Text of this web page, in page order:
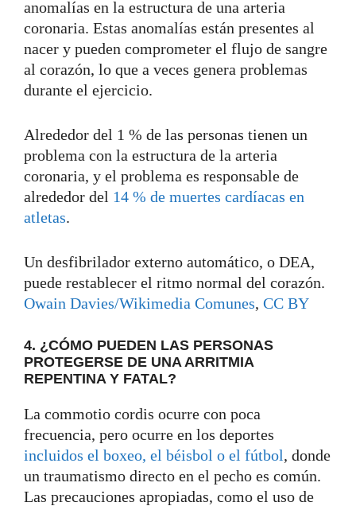
anomalías en la estructura de una arteria
coronaria. Estas anomalías están presentes al
nacer y pueden comprometer el flujo de sangre
al corazón, lo que a veces genera problemas
durante el ejercicio.
Alrededor del 1 % de las personas tienen un
problema con la estructura de la arteria
coronaria, y el problema es responsable de
alrededor del 14 % de muertes cardíacas en
atletas.
Un desfibrilador externo automático, o DEA,
puede restablecer el ritmo normal del corazón.
Owain Davies/Wikimedia Comunes, CC BY
4. ¿CÓMO PUEDEN LAS PERSONAS
PROTEGERSE DE UNA ARRITMIA
REPENTINA Y FATAL?
La commotio cordis ocurre con poca
frecuencia, pero ocurre en los deportes
incluidos el boxeo, el béisbol o el fútbol, donde
un traumatismo directo en el pecho es común.
Las precauciones apropiadas, como el uso de